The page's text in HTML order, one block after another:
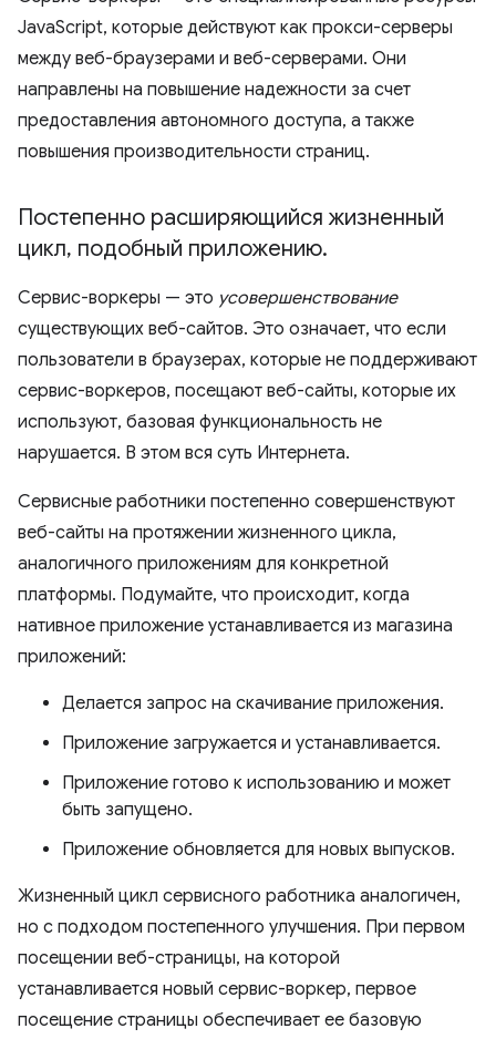
JavaScript, которые действуют как прокси-серверы
между веб-браузерами и веб-серверами. Они
направлены на повышение надежности за счет
предоставления автономного доступа, а также
повышения производительности страниц.
Постепенно расширяющийся жизненный
цикл, подобный приложению.
Сервис-воркеры — это усовершенствование
существующих веб-сайтов. Это означает, что если
пользователи в браузерах, которые не поддерживают
сервис-воркеров, посещают веб-сайты, которые их
используют, базовая функциональность не
нарушается. В этом вся суть Интернета.
Сервисные работники постепенно совершенствуют
веб-сайты на протяжении жизненного цикла,
аналогичного приложениям для конкретной
платформы. Подумайте, что происходит, когда
нативное приложение устанавливается из магазина
приложений:
Делается запрос на скачивание приложения.
Приложение загружается и устанавливается.
Приложение готово к использованию и может
быть запущено.
Приложение обновляется для новых выпусков.
Жизненный цикл сервисного работника аналогичен,
но с подходом постепенного улучшения. При первом
посещении веб-страницы, на которой
устанавливается новый сервис-воркер, первое
посещение страницы обеспечивает ее базовую